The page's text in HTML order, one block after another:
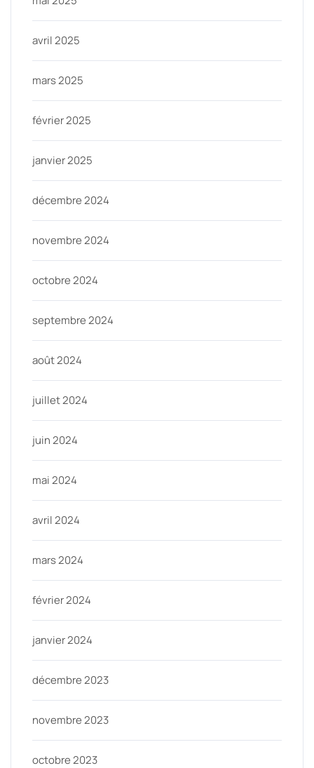
avril 2025
mars 2025
février 2025
janvier 2025
décembre 2024
novembre 2024
octobre 2024
septembre 2024
août 2024
juillet 2024
juin 2024
mai 2024
avril 2024
mars 2024
février 2024
janvier 2024
décembre 2023
novembre 2023
octobre 2023